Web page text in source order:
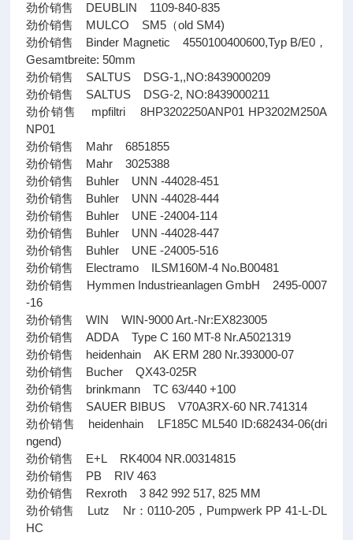
劲价销售 DEUBLIN 1109-840-835
劲价销售 MULCO SM5（old SM4)
劲价销售 Binder Magnetic 4550100400600,Typ B/E0，
Gesamtbreite: 50mm
劲价销售 SALTUS DSG-1,,NO:8439000209
劲价销售 SALTUS DSG-2, NO:8439000211
劲价销售 mpfiltri 8HP3202250ANP01 HP3202M250A
NP01
劲价销售 Mahr 6851855
劲价销售 Mahr 3025388
劲价销售 Buhler UNN -44028-451
劲价销售 Buhler UNN -44028-444
劲价销售 Buhler UNE -24004-114
劲价销售 Buhler UNN -44028-447
劲价销售 Buhler UNE -24005-516
劲价销售 Electramo ILSM160M-4 No.B00481
劲价销售 Hymmen Industrieanlagen GmbH 2495-0007
-16
劲价销售 WIN WIN-9000 Art.-Nr:EX823005
劲价销售 ADDA Type C 160 MT-8 Nr.A5021319
劲价销售 heidenhain AK ERM 280 Nr.393000-07
劲价销售 Bucher QX43-025R
劲价销售 brinkmann TC 63/440 +100
劲价销售 SAUER BIBUS V70A3RX-60 NR.741314
劲价销售 heidenhain LF185C ML540 ID:682434-06(dri
ngend)
劲价销售 E+L RK4004 NR.00314815
劲价销售 PB RIV 463
劲价销售 Rexroth 3 842 992 517, 825 MM
劲价销售 Lutz Nr：0110-205，Pumpwerk PP 41-L-DL
HC